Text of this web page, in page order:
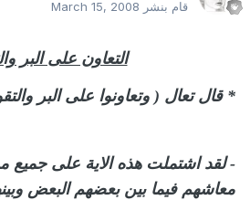
قام بنشر March 15, 2008
التعاون على البر
* قال تعال ( وتعاونوا على البر
- لقد اشتملت هذه الاية على جميع
معاشهم فيما بين بعضهم البعض